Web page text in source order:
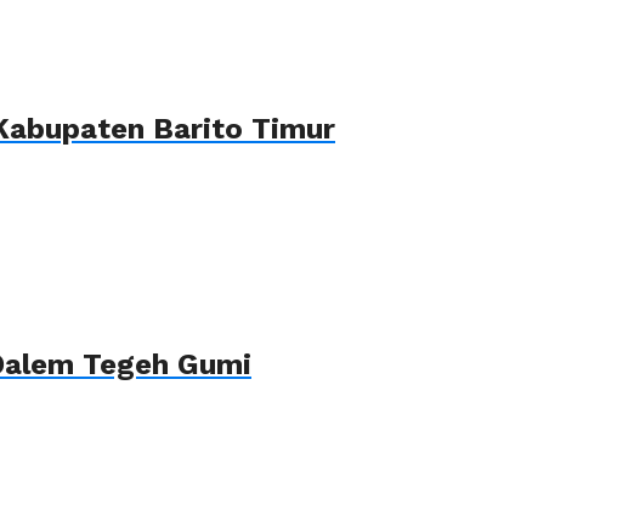
Barito Timur
Tegeh Gumi